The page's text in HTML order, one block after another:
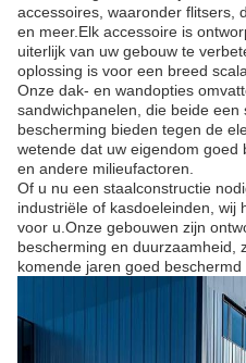
accessoires, waaronder flitsers,
en meer.Elk accessoire is
uiterlijk van uw gebouw te
oplossing is voor een breed
Onze dak- en wandopties
sandwichpanelen, die beide een
bescherming bieden tegen de
wetende dat uw eigendom goed
en andere milieufactoren.
Of u nu een staalconstructie
industriële of kasdoeleinden, wij
voor u.Onze gebouwen zijn
bescherming en duurzaamheid,
komende jaren goed beschermd